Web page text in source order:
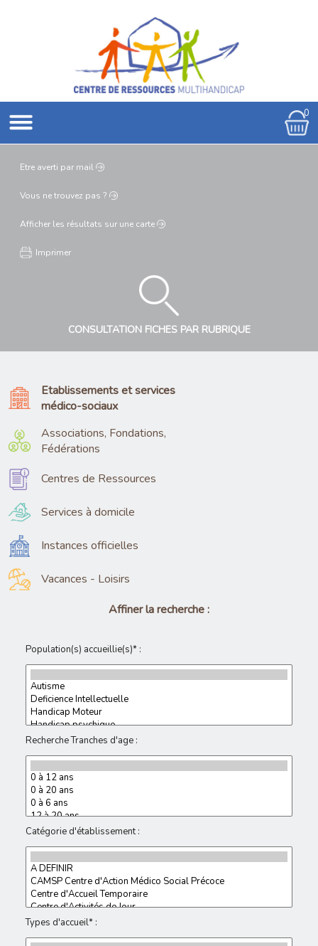
0
Etre averti par mail
Vous netrouvez pas ?
Afficher les résultats sur une carte
Imprimer
CONSULTATION FICHES PAR RUBRIQUE
Etablissements et services
médico-sociaux
Associations, Fondations,
Fédérations
Centres de Ressources
Services à domicile
Instances officielles
Vacances - Loisirs
Affiner la recherche :
Population(s) accueillie(s)* :
Recherche Tranches d'age :
Catégorie d'établissement :
Types d'accueil* :